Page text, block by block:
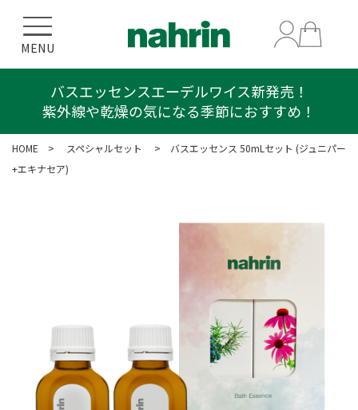
MENU
バスエッセンスエーデルワイス新発売！
紫外線や乾燥の気になる季節におすすめ！
HOME > スペシャルセット
> バスエッセンス 50mLセット (ジュニパー
+エキナセア)